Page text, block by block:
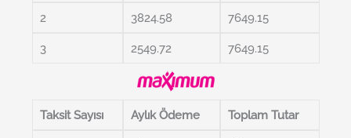
2 3824.58 7649.15
3 2549.72 7649.15
Taksit Sayısı Aylık Ödeme Toplam Tutar